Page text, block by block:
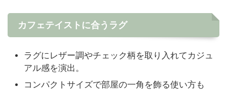
カフェテイストに合うラグ
ラグにレザー調やチェック柄を取り入れてカジュ
アル感を演出。
コンパクトサイズで部屋の一角を飾る使い方も